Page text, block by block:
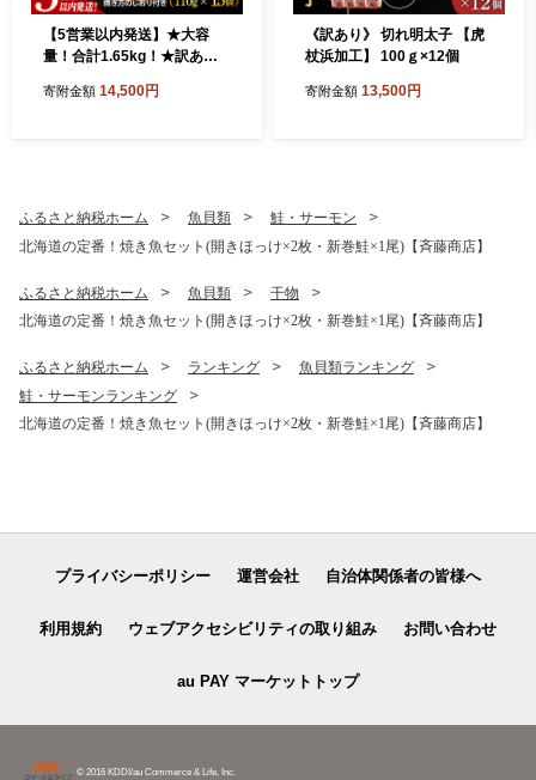
【5営業以内発送】★大容
量！合計1.65kg！★訳あ
(110ｇ5枚入）×3
寄附金額 14,500円
《訳あり》 切れ明太子 【虎
杖浜加工】 100ｇ×12個
寄附金額 13,500円
ふるさと納税ホーム 魚貝類
鮭・サーモン
北海道の定番！焼き魚セット(開きほっけ×2枚・新巻鮭×1尾)【斉藤商店】
ふるさと納税ホーム 魚貝類
干物
北海道の定番！焼き魚セット(開きほっけ×2枚・新巻鮭×1尾)【斉藤商店】
ふるさと納税ホーム ランキング
魚貝類ランキング
鮭・サーモンランキング
北海道の定番！焼き魚セット(開きほっけ×2枚・新巻鮭×1尾)【斉藤商店】
プライバシーポリシー 運営会社 自治体関係者の皆様へ
利用規約 ウェブアクセシビリティの取り組み お問い合わせ
au PAY マーケットトップ
© 2016 KDDI/au Commerce & Life, Inc.